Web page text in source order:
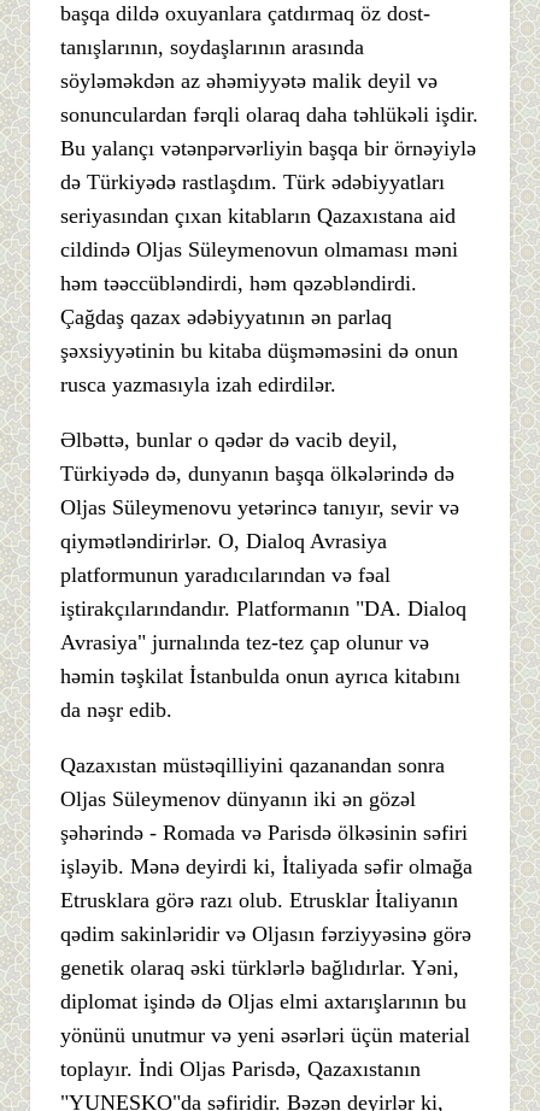
başqa dildə oxuyanlara çatdırmaq öz dost-
tanışlarının, soydaşlarının arasında
söyləməkdən az əhəmiyyətə malik deyil və
sonunculardan fərqli olaraq daha təhlükəli işdir.
Bu yalançı vətənpərvərliyin başqa bir örnəyiylə
də Türkiyədə rastlaşdım. Türk ədəbiyyatları
seriyasından çıxan kitabların Qazaxıstana aid
cildində Oljas Süleymenovun olmaması məni
həm təəccübləndirdi, həm qəzəbləndirdi.
Çağdaş qazax ədəbiyyatının ən parlaq
şəxsiyyətinin bu kitaba düşməməsini də onun
rusca yazmasıyla izah edirdilər.
Əlbəttə, bunlar o qədər də vacib deyil,
Türkiyədə də, dunyanın başqa ölkələrində də
Oljas Süleymenovu yetərincə tanıyır, sevir və
qiymətləndirirlər. O, Dialoq Avrasiya
platformunun yaradıcılarından və fəal
iştirakçılarındandır. Platformanın "DA. Dialoq
Avrasiya" jurnalında tez-tez çap olunur və
həmin təşkilat İstanbulda onun ayrıca kitabını
da nəşr edib.
Qazaxıstan müstəqilliyini qazanandan sonra
Oljas Süleymenov dünyanın iki ən gözəl
şəhərində - Romada və Parisdə ölkəsinin səfiri
işləyib. Mənə deyirdi ki, İtaliyada səfir olmağa
Etrusklara görə razı olub. Etrusklar İtaliyanın
qədim sakinləridir və Oljasın fərziyyəsinə görə
genetik olaraq əski türklərlə bağlıdırlar. Yəni,
diplomat işində də Oljas elmi axtarışlarının bu
yönünü unutmur və yeni əsərləri üçün material
toplayır. İndi Oljas Parisdə, Qazaxıstanın
"YUNESKO"da səfiridir. Bəzən deyirlər ki,